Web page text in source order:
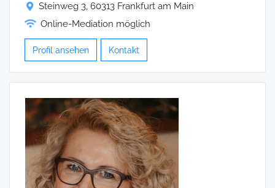
Steinweg 3, 60313 Frankfurt am Main
Online-Mediation möglich
Profil ansehen Kontakt